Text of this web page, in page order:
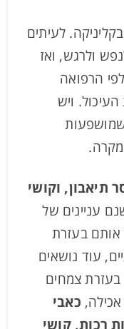
לעיתים
ולרגש, ואז
הרפואה
ויש
שמושפעות
תיאבון, וקושי
עניינים של
בעזרת
עוד נושאים
צמחים
כאבי
רכות, קושי